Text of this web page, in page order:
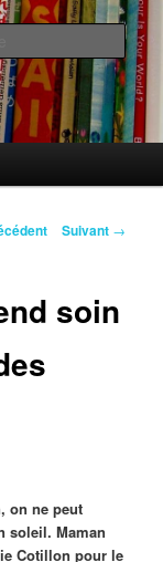
Suivant →
soin
on ne peut
soleil. Maman
Cotillon pour le